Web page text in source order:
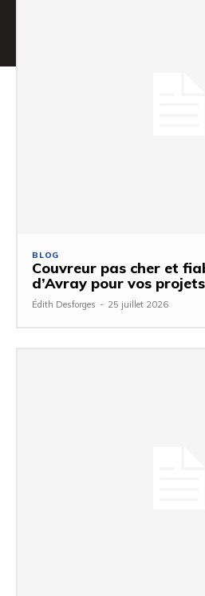
BLOG
Couvreur pas cher et
d’Avray pour vos
Édith Desforges - 25 juillet 2026